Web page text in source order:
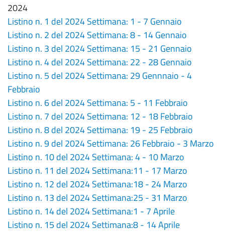
2024
Listino n. 1 del 2024 Settimana: 1 - 7 Gennaio
Listino n. 2 del 2024 Settimana: 8 - 14 Gennaio
Listino n. 3 del 2024 Settimana: 15 - 21 Gennaio
Listino n. 4 del 2024 Settimana: 22 - 28 Gennaio
Listino n. 5 del 2024 Settimana: 29 Gennnaio - 4
Febbraio
Listino n. 6 del 2024 Settimana: 5 - 11 Febbraio
Listino n. 7 del 2024 Settimana: 12 - 18 Febbraio
Listino n. 8 del 2024 Settimana: 19 - 25 Febbraio
Listino n. 9 del 2024 Settimana: 26 Febbraio - 3 Marzo
Listino n. 10 del 2024 Settimana: 4 - 10 Marzo
Listino n. 11 del 2024 Settimana:11 - 17 Marzo
Listino n. 12 del 2024 Settimana:18 - 24 Marzo
Listino n. 13 del 2024 Settimana:25 - 31 Marzo
Listino n. 14 del 2024 Settimana:1 - 7 Aprile
Listino n. 15 del 2024 Settimana:8 - 14 Aprile